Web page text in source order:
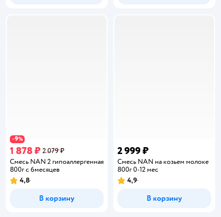
−9%
1 878 ₽ 2 079 ₽
Смесь NAN 2 гипоаллергенная
800г с 6месяцев
Рейтинг:
4,8
В корзину
2 999 ₽
Смесь NAN на козьем молоке
800г 0-12 мес
Рейтинг:
4,9
В корзину